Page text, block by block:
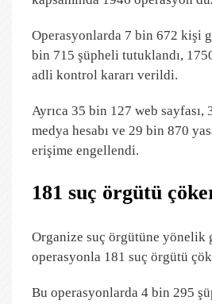
Operasyonlarda 7 bin 672 kişi
bin 715 şüpheli tutuklandı,
adli kontrol kararı verildi.
Ayrıca 35 bin 127 web sayfası,
medya hesabı ve 29 bin 870
erişime engellendi.
181 suç örgütü
Organize suç örgütüne yönelik
operasyonla 181 suç örgütü
Bu operasyonlarda 4 bin 295